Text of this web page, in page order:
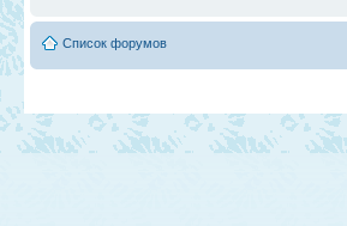
Список форумов